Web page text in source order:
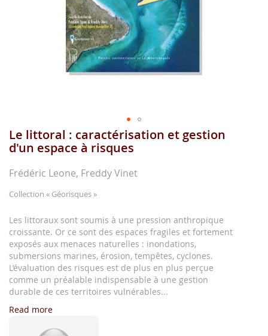
Skip
to
beginning
the
gallery
Le littoral : caractérisation et gestion
d'un espace à risques
Frédéric Leone, Freddy Vinet
Collection « Géorisques »
Les littoraux sont soumis à une pression anthropique
croissante. Or ce sont des espaces fragiles et fortement
exposés aux menaces naturelles : inondations,
submersions marines, érosion, tempêtes, cyclones.
L’évaluation des risques est de plus en plus perçue
comme un préalable indispensable à une gestion
durable de ces territoires vulnérables...
Read more